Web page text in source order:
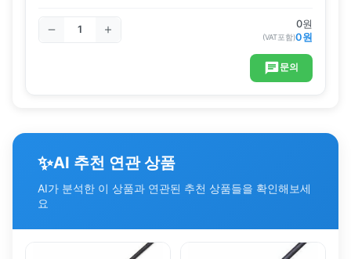
0원
(VAT포함)0원
문의
✨AI 추천 연관 상품
AI가 분석한 이 상품과 연관된 추천 상품들을 확인해보세
요